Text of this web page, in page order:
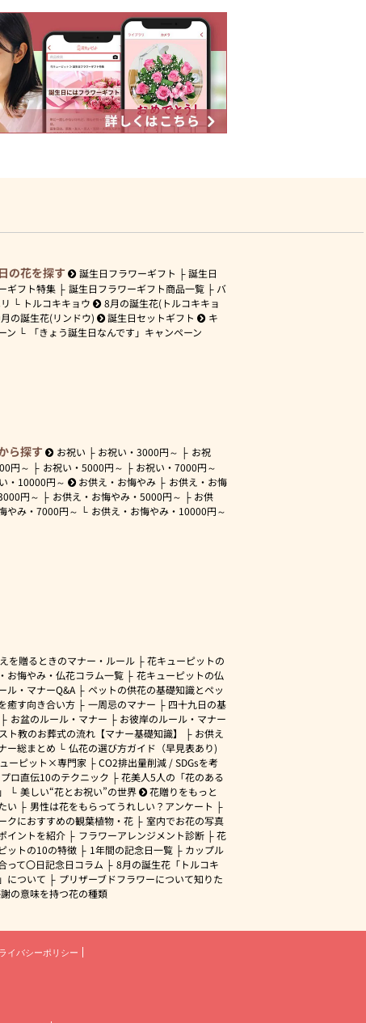
の花を探す 誕生日フラワーギフト
誕生日
ギフト特集
誕生日フラワーギフト商品一覧
バ
トルコキキョウ
8月の誕生花(トルコキキョ
の誕生花(リンドウ) 誕生日セットギフト
キ
ン
「きょう誕生日なんです」キャンペーン
ら探す お祝い お祝い・3000円～
お祝
円～ お祝い・ 5000円～ お祝い・7000円～
・ 10000円～ お供え・お悔やみ
お供え・お悔
円～ お供え・お悔やみ・ 5000円～
お供
やみ・ 7000円～ お供え・お悔やみ・ 10000円～
を贈るときのマナー・ルール
花キューピットの
お悔やみ・仏花コラム一覧
花キューピットの仏
ル・マナーQ&A
ペットの供花の基礎知識とペッ
癒す向き合い方
一周忌のマナー
四十九日の基
お盆のルール・マナー
お彼岸のルール・マナー
ト教のお葬式の流れ【マナー基礎知識】
お供え
ー総まとめ
仏花の選び方ガイド（早見表あり)
ーピット×専門家
CO2排出量削減 / SDGsを考
プロ直伝10のテクニック
花美人5人の「花のある
美しい“花とお祝い”の世界
花贈りをもっと
い
男性は花をもらってうれしい？アンケート
クにおすすめの観葉植物・花
室内でお花の写真
イントを紹介
フラワーアレンジメント診断
花
ットの10の特徴
1年間の記念日一覧
カップル
って〇日記念日コラム
8月の誕生花「トルコキ
について
プリザーブドフラワーについて知りた
の意味を持つ花の種類
イバシーポリシー